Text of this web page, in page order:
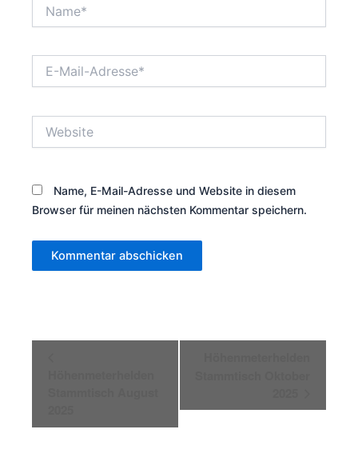
Mail-
Name, E-Mail-Adresse und Website in diesem
Browser für meinen nächsten Kommentar speichern.